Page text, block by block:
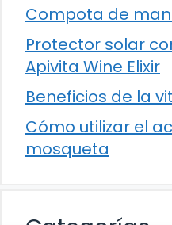
Compota de
Protector solar
Apivita Wine Elixir
Beneficios de la
Cómo utilizar el
mosqueta